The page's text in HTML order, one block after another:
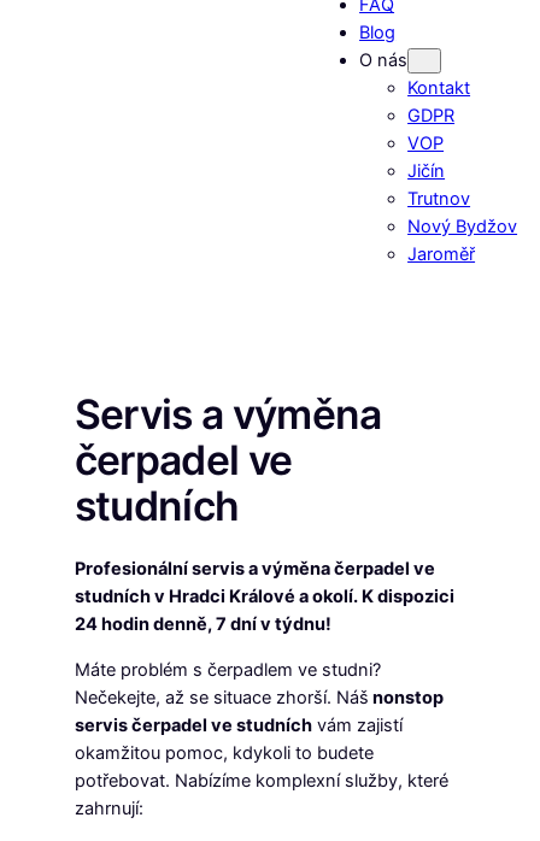
FAQ
Blog
O nás
Kontakt
GDPR
VOP
Jičín
Trutnov
Nový Bydžov
Jaroměř
Servis a výměna
čerpadel ve
studních
Profesionální servis a výměna čerpadel ve
studních v Hradci Králové a okolí. K dispozici
24 hodin denně, 7 dní v týdnu!
Máte problém s čerpadlem ve studni?
Nečekejte, až se situace zhorší. Náš nonstop
servis čerpadel ve studníchvám zajistí
okamžitou pomoc, kdykoli to budete
potřebovat. Nabízíme komplexní služby, které
zahrnují: